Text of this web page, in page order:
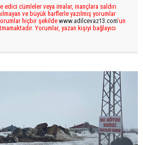
edici cümleler veya imalar, inançlara saldırı
ve büyük harflerle yazılmış yorumlar
hiçbir şekilde www.adilcevaz13.com’un
Yorumlar, yazan kişiyi bağlayıcı